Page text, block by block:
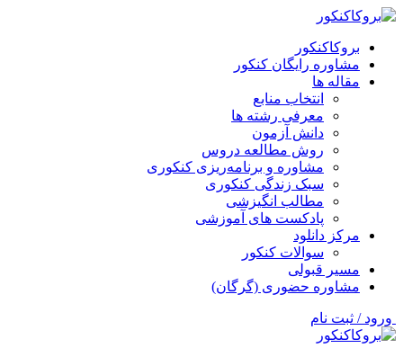
بروکاکنکور
مشاوره رایگان کنکور
مقاله ها
انتخاب منابع
معرفی رشته ها
دانش آزمون
روش مطالعه دروس
مشاوره و برنامه‌ریزی کنکوری
سبک زندگی کنکوری
مطالب انگیزشی
پادکست های آموزشی
مرکز دانلود
سوالات کنکور
مسیر قبولی
مشاوره حضوری (گرگان)
ورود / ثبت نام